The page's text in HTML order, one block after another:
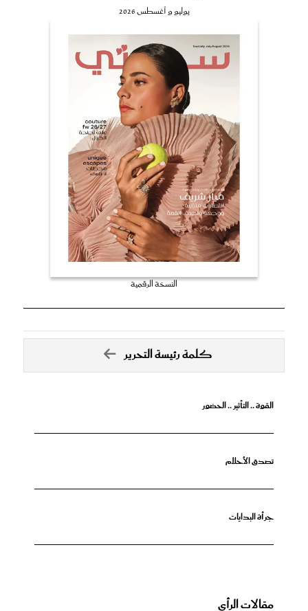
يوليو و أغسطس 2026
النسخة الرقمية
كلمة رئيسة التحرير
القوة .. التأثير .. الحضور
تصدق الأحلام
جرأة البدايات
مقالات الرأي